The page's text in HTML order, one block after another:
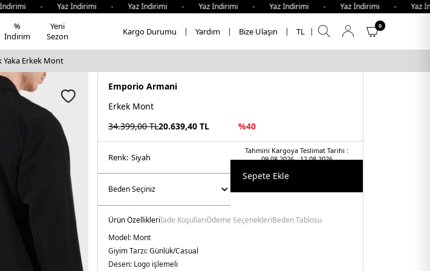
- Yaz İndirimi - Yaz İndirimi - Yaz İndirimi - Yaz İndirimi - Yaz İndirimi -
%
İndirim
Yeni
Sezon
Kargo Durumu Yardım Bize Ulaşın TL
0
Yaka Erkek Mont
Emporio Armani
Erkek Mont
34.399,00TL20.639,40 TL %40
Tahmini Kargoya Teslimat Tarihi :
09.08.2026 - 12.08.2026
Renk: si̇yah
Sepete Ekle
Ürün Özellikleriİade KoşullarıÖdeme SeçenekleriBeden Tablosu
Model: Mont
Giyim Tarzı:Günlük/Casual
Desen: Logo işlemeli